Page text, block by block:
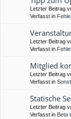
Letzter Beitrag
Verfasst in
Letzter Beitrag
Verfasst in
Mitglied
Letzter Beitrag
Verfasst in
Statische
Letzter Beitrag
Verfasst in Beta